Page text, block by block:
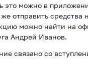
это можно в
отправить средства
можно найти на
Андрей Иванов.
связано со